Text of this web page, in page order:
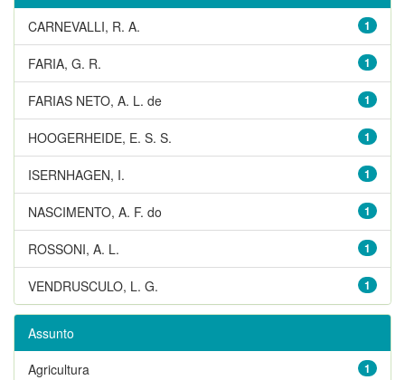
1
CARNEVALLI, R. A.
1
FARIA, G. R.
1
FARIAS NETO, A. L. de
1
HOOGERHEIDE, E. S. S.
1
ISERNHAGEN, I.
1
NASCIMENTO, A. F. do
1
ROSSONI, A. L.
1
VENDRUSCULO, L. G.
Assunto
1
Agricultura